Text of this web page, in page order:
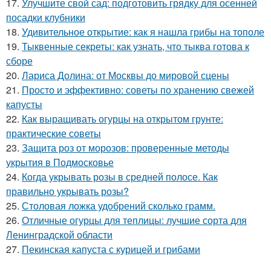
17. Улучшите свой сад: подготовить грядку для осенней
посадки клубники
18. Удивительное открытие: как я нашла грибы на тополе
19. Тыквенные секреты: как узнать, что тыква готова к
сборе
20. Лариса Долина: от Москвы до мировой сцены
21. Просто и эффективно: советы по хранению свежей
капусты
22. Как выращивать огурцы на открытом грунте:
практические советы
23. Защита роз от морозов: проверенные методы
укрытия в Подмосковье
24. Когда укрывать розы в средней полосе. Как
правильно укрывать розы?
25. Столовая ложка удобрений сколько грамм.
26. Отличные огурцы для теплицы: лучшие сорта для
Ленинградской области
27. Пекинская капуста с курицей и грибами